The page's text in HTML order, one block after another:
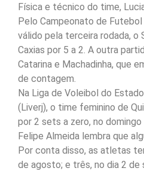
Física e técnico do time,
Pelo Campeonato de
válido pela terceira rodada, o
Caxias por 5 a 2. A outra
Catarina e Machadinha, que
de contagem.
Na Liga de Voleibol do
(Liverj), o time feminino de
por 2 sets a zero, no
Felipe Almeida lembra que
Por conta disso, as atletas
de agosto; e três, no dia 2 de